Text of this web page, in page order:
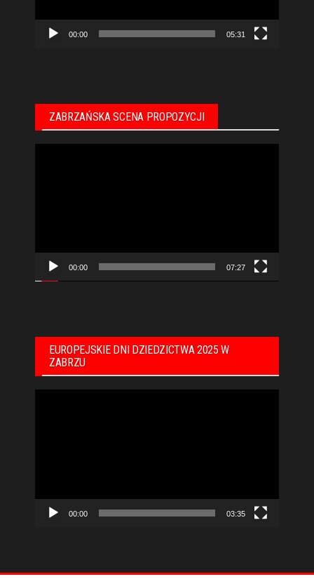
00:00 05:31
ZABRZAŃSKA SCENA PROPOZYCJI
00:00 07:27
EUROPEJSKIE DNI DZIEDZICTWA 2025 W
ZABRZU
00:00 03:35